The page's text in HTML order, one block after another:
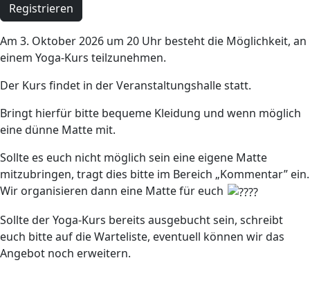
Registrieren
Am 3. Oktober 2026 um 20 Uhr besteht die Möglichkeit, an
einem Yoga-Kurs teilzunehmen.
Der Kurs findet in der Veranstaltungshalle statt.
Bringt hierfür bitte bequeme Kleidung und wenn möglich
eine dünne Matte mit.
Sollte es euch nicht möglich sein eine eigene Matte
mitzubringen, tragt dies bitte im Bereich „Kommentar” ein.
Wir organisieren dann eine Matte für euch
Sollte der Yoga-Kurs bereits ausgebucht sein, schreibt
euch bitte auf die Warteliste, eventuell können wir das
Angebot noch erweitern.